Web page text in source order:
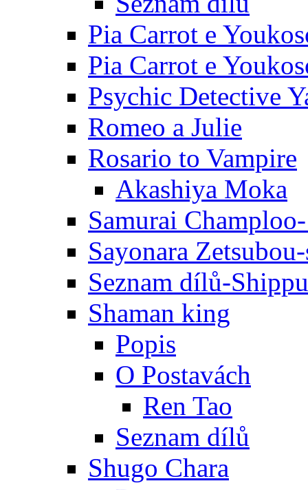
Pia Carrot e
Pia Carrot e
Psychic Detective
Romeo a Julie
Rosario to Vampire
Akashiya Moka
Samurai
Sayonara
Seznam dílů-
Shaman king
Popis
O Postavách
Ren Tao
Seznam dílů
Shugo Chara